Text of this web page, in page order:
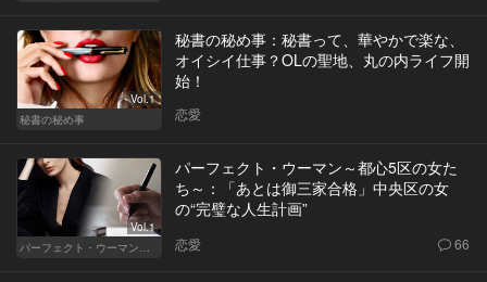
Vol.1
秘書の秘め事
秘書の秘め事：秘書って、華やかで楽な、
オイシイ仕事？OLの聖地、丸の内ライフ開
始！
恋愛
Vol.1
パーフェクト・ウーマン～都心5区の女た
ち～：「あとは御三家合格」中央区の女
の“完璧な人生計画”
恋愛 66